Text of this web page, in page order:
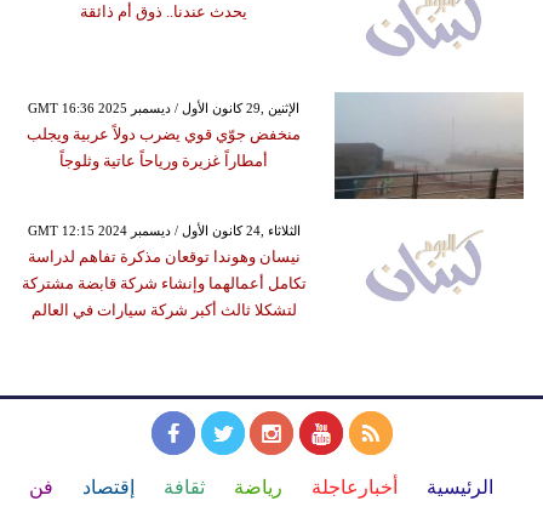
يحدث عندنا.. ذوق أم ذائقة
GMT 16:36 2025 الإثنين ,29 كانون الأول / ديسمبر
منخفض جوّي قوي يضرب دولاً عربية ويجلب
أمطاراً غزيرة ورياحاً عاتية وثلوجاً
GMT 12:15 2024 الثلاثاء ,24 كانون الأول / ديسمبر
نيسان وهوندا توقعان مذكرة تفاهم لدراسة
تكامل أعمالهما وإنشاء شركة قابضة مشتركة
لتشكلا ثالث أكبر شركة سيارات في العالم
الرئيسية أخبارعاجلة رياضة ثقافة إقتصاد فن